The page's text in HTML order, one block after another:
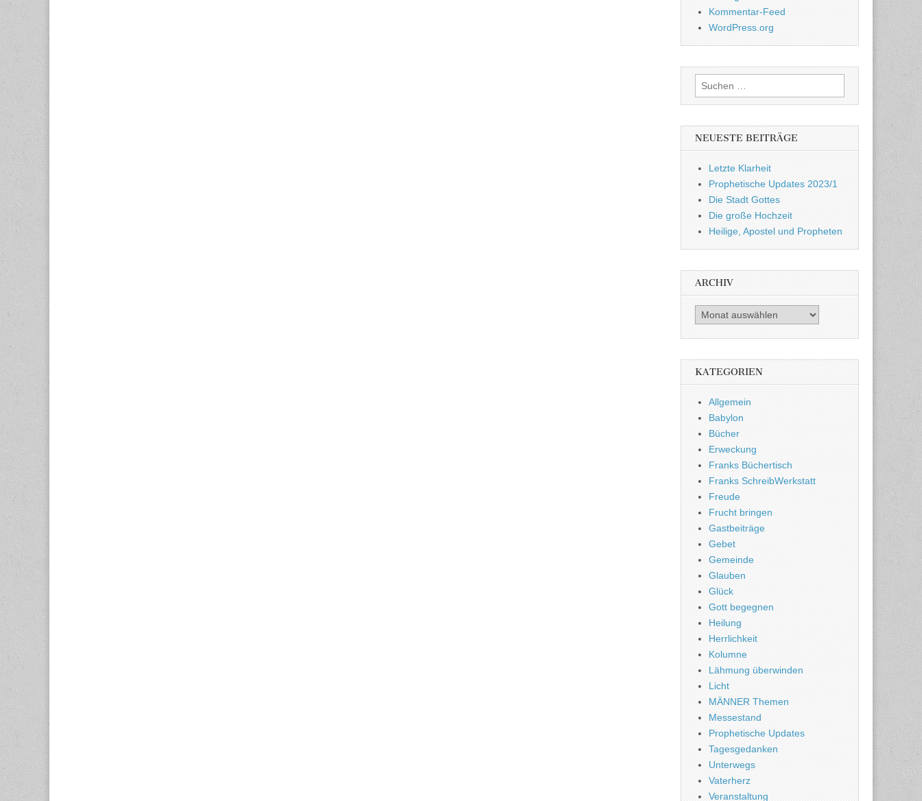
Kommentar-Feed
WordPress.org
Suchen
nach:
NEUESTE BEITRÄGE
Letzte Klarheit
Prophetische Updates 2023/1
Die Stadt Gottes
Die große Hochzeit
Heilige, Apostel und Propheten
ARCHIV
Archiv
KATEGORIEN
Allgemein
Babylon
Bücher
Erweckung
Franks Büchertisch
Franks SchreibWerkstatt
Freude
Frucht bringen
Gastbeiträge
Gebet
Gemeinde
Glauben
Glück
Gott begegnen
Heilung
Herrlichkeit
Kolumne
Lähmung überwinden
Licht
MÄNNER Themen
Messestand
Prophetische Updates
Tagesgedanken
Unterwegs
Vaterherz
Veranstaltung